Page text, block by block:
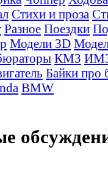
Стихи и проза
Разное Поездки
Модели 3D
КМЗ
Байки про
BMW